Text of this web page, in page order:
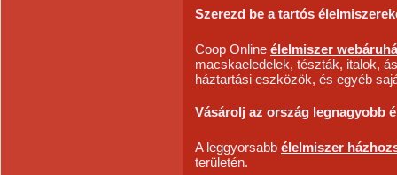
Szerezd be a tartós
Coop Online élelmiszer
macskaeledelek, tészták, italok,
háztartási eszközök, és egyéb
Vásárolj az ország legnagyobb
A leggyorsabb élelmiszer
területén.